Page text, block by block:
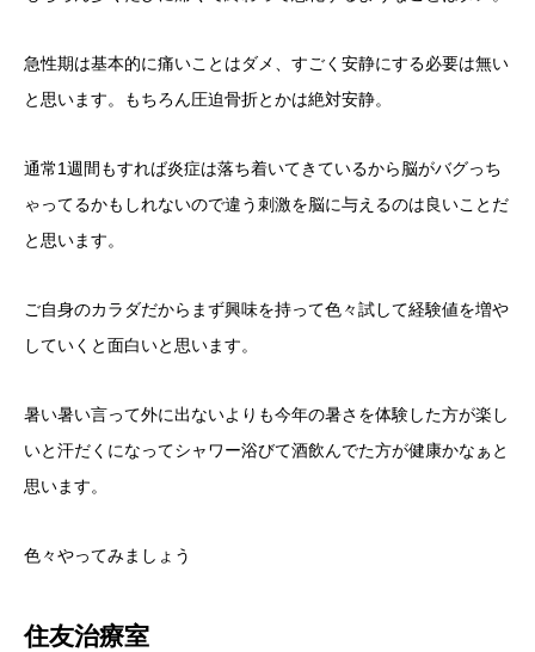
急性期は基本的に痛いことはダメ、すごく安静にする必要は無い
と思います。もちろん圧迫骨折とかは絶対安静。
通常1週間もすれば炎症は落ち着いてきているから脳がバグっち
ゃってるかもしれないので違う刺激を脳に与えるのは良いことだ
と思います。
ご自身のカラダだからまず興味を持って色々試して経験値を増や
していくと面白いと思います。
暑い暑い言って外に出ないよりも今年の暑さを体験した方が楽し
いと汗だくになってシャワー浴びて酒飲んでた方が健康かなぁと
思います。
色々やってみましょう
住友治療室